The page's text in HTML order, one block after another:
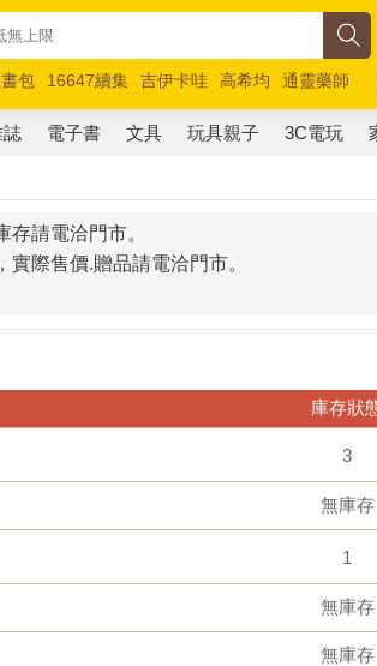
包 16647續集 吉伊卡哇 高希均
通靈藥師
玩具總動員5 超慢跑
誌 電子書 文具 玩具親子 3C電玩
請電洽門市。
際售價.贈品請電洽門市。
庫存狀
3
無庫存
1
無庫存
無庫存